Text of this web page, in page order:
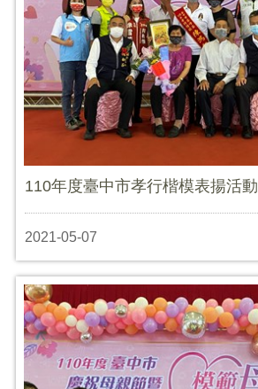
110年度臺中市孝行楷模表揚活動
2021-05-07